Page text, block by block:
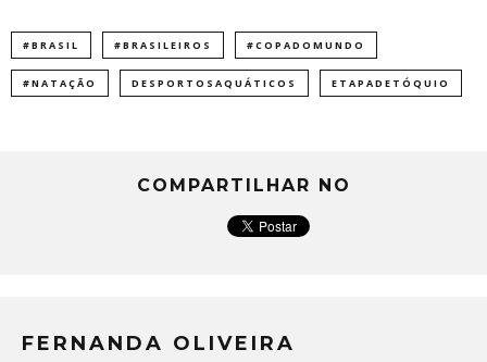
#BRASIL #BRASILEIROS #COPADOMUNDO
#NATAÇÃO DESPORTOSAQUÁTICOS ETAPADETÓQUIO
COMPARTILHAR NO
FERNANDA OLIVEIRA